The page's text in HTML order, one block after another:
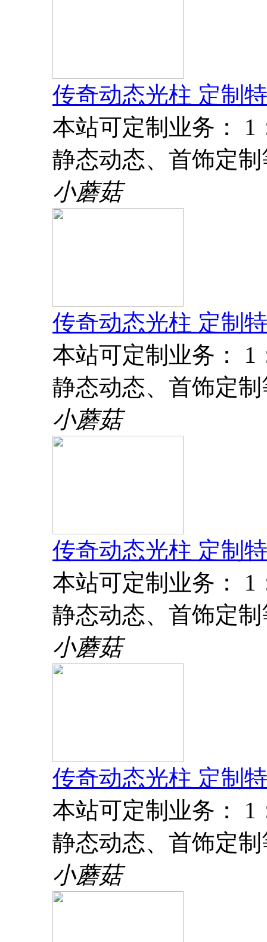
传奇动态光柱 定制
本站可定制业务： 1
静态动态、首饰定
小蘑菇
传奇动态光柱 定制
本站可定制业务： 1
静态动态、首饰定
小蘑菇
传奇动态光柱 定制
本站可定制业务： 1
静态动态、首饰定
小蘑菇
传奇动态光柱 定制
本站可定制业务： 1
静态动态、首饰定
小蘑菇